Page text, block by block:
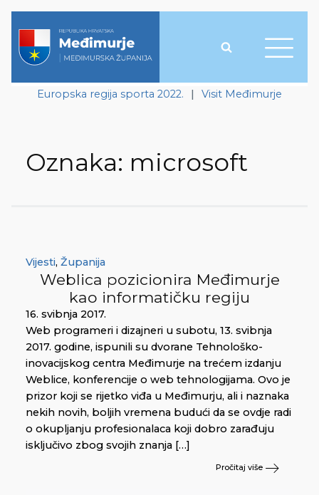
Europska regija sporta 2022. | Visit Međimurje
Oznaka: microsoft
Vijesti, Županija
Weblica pozicionira Međimurje
kao informatičku regiju
16. svibnja 2017.
Web programeri i dizajneri u subotu, 13. svibnja
2017. godine, ispunili su dvorane Tehnološko-
inovacijskog centra Međimurje na trećem izdanju
Weblice, konferencije o web tehnologijama. Ovo je
prizor koji se rijetko viđa u Međimurju, ali i naznaka
nekih novih, boljih vremena budući da se ovdje radi
o okupljanju profesionalaca koji dobro zarađuju
isključivo zbog svojih znanja […]
Pročitaj više